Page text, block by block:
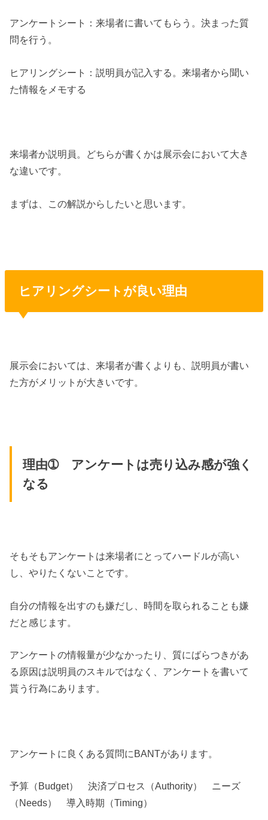
アンケートシート：来場者に書いてもらう。決まった質
問を行う。
ヒアリングシート：説明員が記入する。来場者から聞い
た情報をメモする
来場者か説明員。どちらが書くかは展示会において大き
な違いです。
まずは、この解説からしたいと思います。
ヒアリングシートが良い理由
展示会においては、来場者が書くよりも、説明員が書い
た方がメリットが大きいです。
理由➀ アンケートは売り込み感が強く
なる
そもそもアンケートは来場者にとってハードルが高い
し、やりたくないことです。
自分の情報を出すのも嫌だし、時間を取られることも嫌
だと感じます。
アンケートの情報量が少なかったり、質にばらつきがあ
る原因は説明員のスキルではなく、アンケートを書いて
貰う行為にあります。
アンケートに良くある質問にBANTがあります。
予算（Budget） 決済プロセス（Authority） ニーズ
（Needs） 導入時期（Timing）